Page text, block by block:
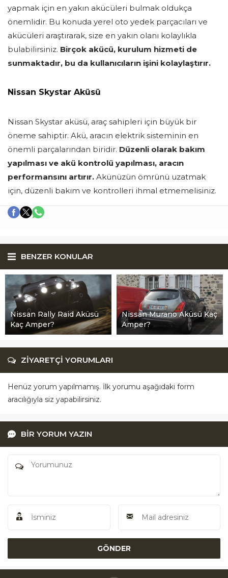
yapmak için en yakın akücüleri bulmak oldukça
önemlidir. Bu konuda yerel oto yedek parçacıları ve
akücüleri araştırarak, size en yakın olanı kolaylıkla
bulabilirsiniz. Birçok akücü, kurulum hizmeti de
sunmaktadır, bu da kullanıcıların işini kolaylaştırır.
Nissan Skystar Aküsü
Nissan Skystar aküsü, araç sahipleri için büyük bir
öneme sahiptir. Akü, aracın elektrik sisteminin en
önemli parçalarından biridir. Düzenli olarak bakım
yapılması ve akü kontrolü yapılması, aracın
performansını artırır. Akünüzün ömrünü uzatmak
için, düzenli bakım ve kontrolleri ihmal etmemelisiniz.
BENZER KONULAR
Nissan Rally Raid Aküsü
Kaç Amper?
Nissan Murano Aküsü Kaç
Amper?
ZİYARETÇİ YORUMLARI
Henüz yorum yapılmamış. İlk yorumu aşağıdaki form
aracılığıyla siz yapabilirsiniz.
BİR YORUM YAZIN